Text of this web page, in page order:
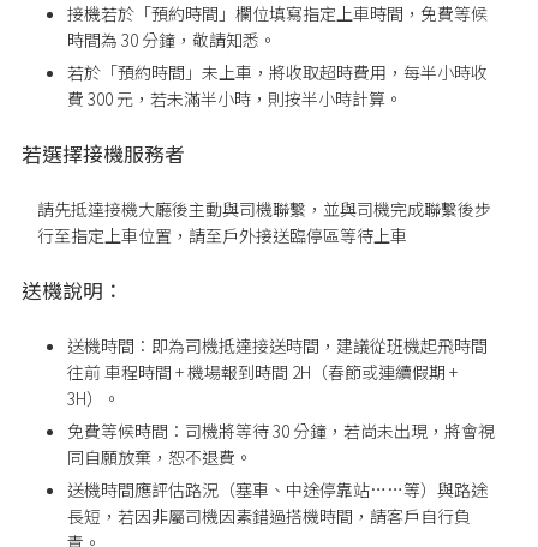
接機若於「預約時間」欄位填寫指定上車時間，免費等候
時間為 30 分鐘，敬請知悉。
若於「預約時間」未上車，將收取超時費用，每半小時收
費 300 元，若未滿半小時，則按半小時計算。
若選擇接機服務者
請先抵達接機大廳後主動與司機聯繫，並與司機完成聯繫後步
行至指定上車位置 ，請至戶外接送臨停區等待上車
送機說明：
送機時間：即為司機抵達接送時間，建議從班機起飛時間
往前 車程時間 + 機場報到時間 2H（春節或連續假期 +
3H）。
免費等候時間：司機將等待 30 分鐘，若尚未出現，將會視
同自願放棄，恕不退費。
送機時間應評估路況（塞車、中途停靠站……等）與路途
長短，若因非屬司機因素錯過搭機時間，請客戶自行負